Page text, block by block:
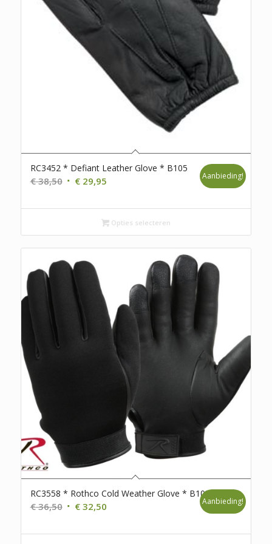
RC3452 * Defiant Leather Glove * B105
€38,50 Oorspronkelijke
was:
€29,95Huidige
is:
€ 29,95.
Aanbieding!
Opties selecteren
RC3558 * Rothco Cold Weather Glove * B105
€36,50 Oorspronkelijke
was:
€32,50Huidige
is:
Aanbieding!